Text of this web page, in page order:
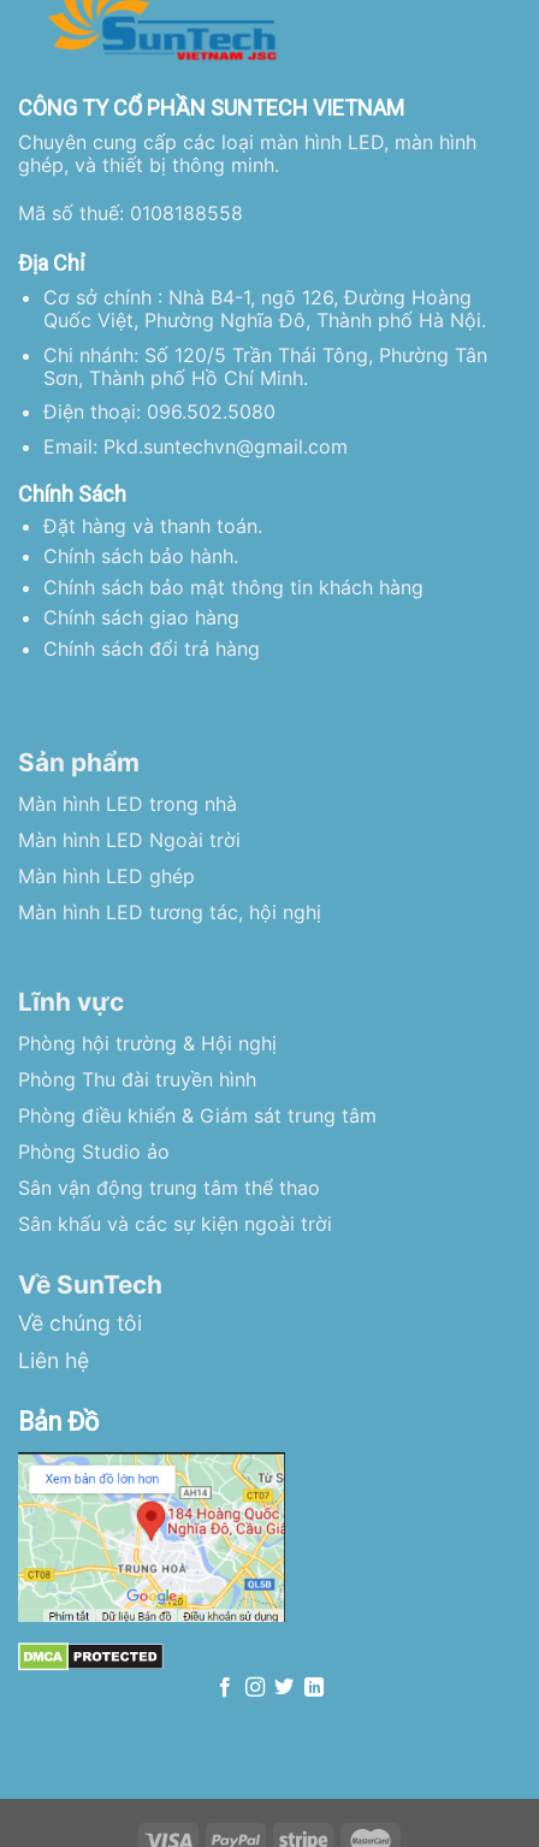
CÔNG TY CỔ PHẦN SUNTECH VIETNAM
Chuyên cung cấp các loại màn hình LED, màn hình
ghép, và thiết bị thông minh.
Mã số thuế: 0108188558
Địa Chỉ
Cơ sở chính : Nhà B4-1, ngõ 126, Đường Hoàng
Quốc Việt, Phường Nghĩa Đô, Thành phố Hà Nội.
Chi nhánh: Số 120/5 Trần Thái Tông, Phường Tân
Sơn, Thành phố Hồ Chí Minh.
Điện thoại: 096.502.5080
Email: Pkd.suntechvn@gmail.com
Chính Sách
Đặt hàng và thanh toán.
Chính sách bảo hành.
Chính sách bảo mật thông tin khách hàng
Chính sách giao hàng
Chính sách đổi trả hàng
Sản phẩm
Màn hình LED trong nhà
Màn hình LED Ngoài trời
Màn hình LED ghép
Màn hình LED tương tác, hội nghị
Lĩnh vực
Phòng hội trường & Hội nghị
Phòng Thu đài truyền hình
Phòng điều khiển & Giám sát trung tâm
Phòng Studio ảo
Sân vận động trung tâm thể thao
Sân khấu và các sự kiện ngoài trời
Về SunTech
Về chúng tôi
Liên hệ
Bản Đồ